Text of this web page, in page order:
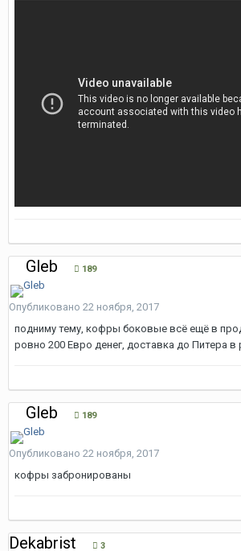
Gleb 189
Опубликовано 22 ноября, 2017
подниму тему, кофры боковые всё ещё в
ровно 200 Евро денег, доставка до Питера в
Gleb 189
Опубликовано 22 ноября, 2017
кофры забронированы
Dekabrist 3